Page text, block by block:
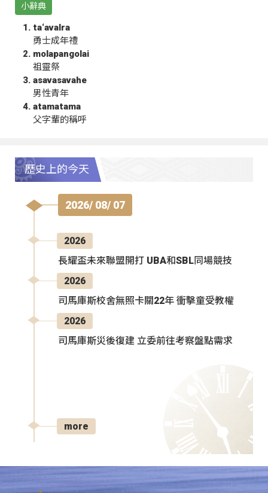
小辭典
ta‘avalra
勇士成年禮
molapangolai
祖靈祭
asavasavahe
男性青年
atamatama
父字輩的稱呼
歷史上的今天
2026/ 08/ 07
2026
長耀盃未來聯盟開打 UBA和SBL同場競技
2026
司馬庫斯校舍無照卡關22年 衝擊童受教權
2026
司馬庫斯災後復建 立委前往考察盤點需求
more